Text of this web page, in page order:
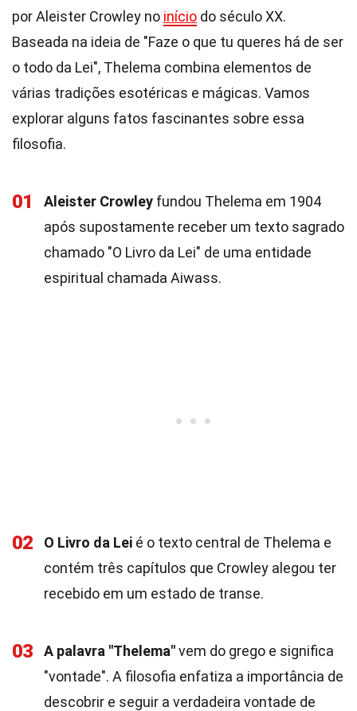
por Aleister Crowley no início do século XX.
Baseada na ideia de "Faze o que tu queres há de ser
o todo da Lei", Thelema combina elementos de
várias tradições esotéricas e mágicas. Vamos
explorar alguns fatos fascinantes sobre essa
filosofia.
01 Aleister Crowley fundou Thelema em 1904
após supostamente receber um texto sagrado
chamado "O Livro da Lei" de uma entidade
espiritual chamada Aiwass.
02 O Livro da Lei é o texto central de Thelema e
contém três capítulos que Crowley alegou ter
recebido em um estado de transe.
03 A palavra "Thelema"vem do grego e significa
"vontade". A filosofia enfatiza a importância de
descobrir e seguir a verdadeira vontade de